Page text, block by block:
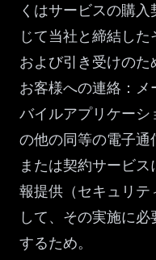
くはサービスの購
じて当社と締結した
および引き受けのた
お客様への連絡：
バイルアプリケーシ
の他の同等の電子通
または契約サービ
報提供（セキュリテ
して、その実施に
するため。